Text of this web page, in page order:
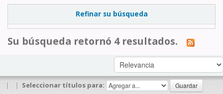
Refinar su búsqueda
Su búsqueda retornó 4 resultados.
| | Seleccionar títulos para: